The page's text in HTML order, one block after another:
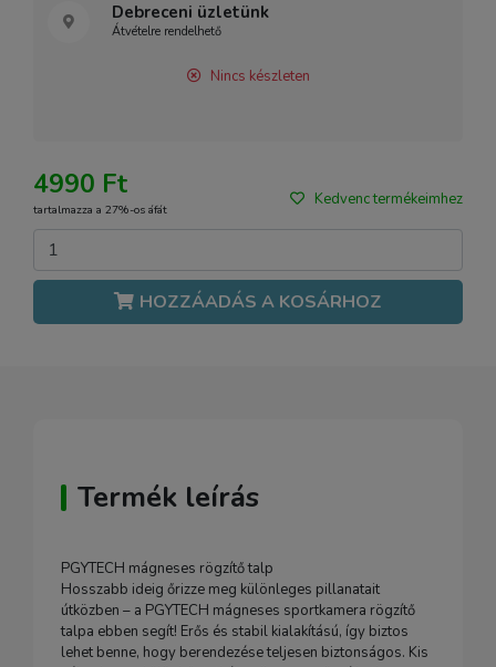
Debreceni üzletünk
Átvételre rendelhető
Nincs készleten
4990 Ft
tartalmazza a 27%-os áfát
Kedvenc termékeimhez
HOZZÁADÁS A KOSÁRHOZ
Termék leírás
PGYTECH mágneses rögzítő talp
Hosszabb ideig őrizze meg különleges pillanatait
útközben – a PGYTECH mágneses sportkamera rögzítő
talpa ebben segít! Erős és stabil kialakítású, így biztos
lehet benne, hogy berendezése teljesen biztonságos. Kis